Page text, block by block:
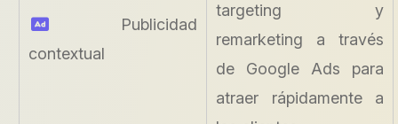
Publicidad
contextual
targeting y
remarketing a través
de Google Ads para
atraer rápidamente a